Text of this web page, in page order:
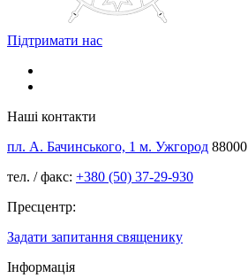
Підтримати нас
Наші контакти
пл. А. Бачинського, 1 м. Ужгород 88000
тел. / факс: +380 (50) 37-29-930
Пресцентр:
Задати запитання священику
Інформація